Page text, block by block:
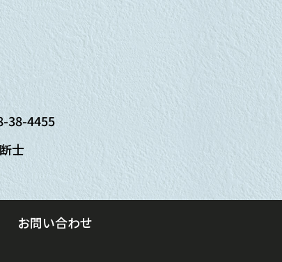
38-4455
士
お問い合わせ